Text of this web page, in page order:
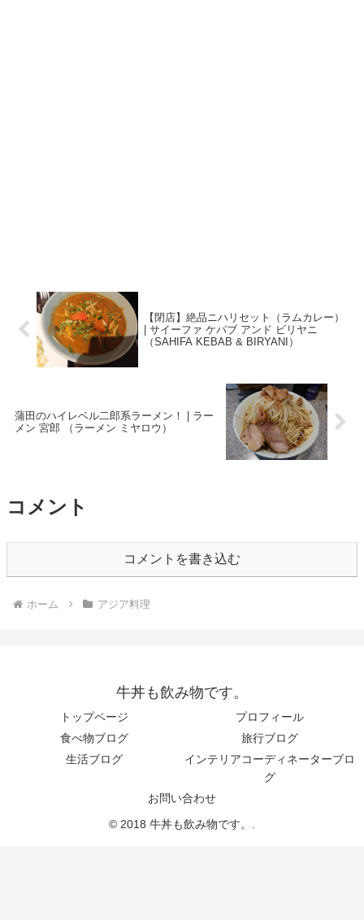
【閉店】絶品ニハリセット（ラムカレー）
| サイーファ ケバブ アンド ビリヤニ
（SAHIFA KEBAB & BIRYANI）
蒲田のハイレベル二郎系ラーメン！ | ラー
メン 宮郎 （ラーメン ミヤロウ）
コメント
コメントを書き込む
ホーム アジア料理
牛丼も飲み物です。
トップページ
プロフィール
食べ物ブログ
旅行ブログ
生活ブログ
インテリアコーディネーターブロ
グ
お問い合わせ
© 2018 牛丼も飲み物です。.